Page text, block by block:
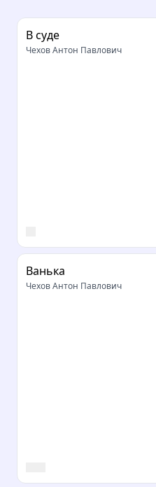
В суде
Чехов Антон Павлович
Ванька
Чехов Антон Павлович